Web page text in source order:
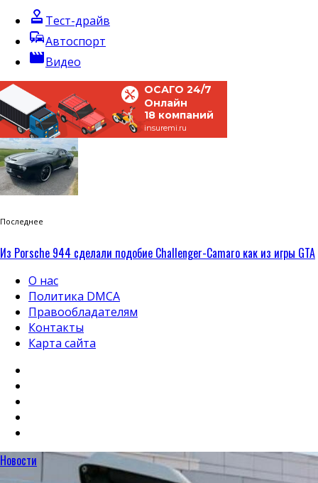
approval Тест-драйв
commuteАвтоспорт
movieВидео
ОСАГО 24/7
Онлайн
18 компаний
insuremi.ru
Последнее
Из Porsche 944 сделали подобие Challenger-Camaro как из игры GTA
О нас
Политика DMCA
Правообладателям
Контакты
Карта сайта
Новости